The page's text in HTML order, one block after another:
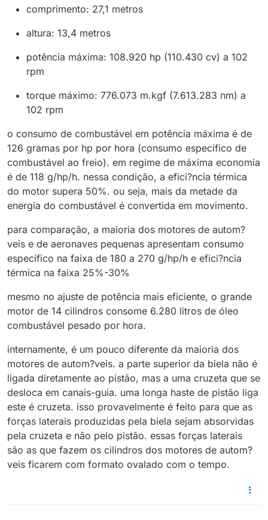
comprimento: 27,1 metros
altura: 13,4 metros
potência máxima: 108.920 hp (110.430 cv) a 102
rpm
torque máximo: 776.073 m.kgf (7.613.283 nm) a
102 rpm
o consumo de combustável em potência máxima é de
126 gramas por hp por hora (consumo específico de
combustável ao freio). em regime de máxima economia
é de 118 g/hp/h. nessa condição, a efici?ncia térmica
do motor supera 50%. ou seja, mais da metade da
energia do combustável é convertida em movimento.
para comparação, a maioria dos motores de autom?
veis e de aeronaves pequenas apresentam consumo
específico na faixa de 180 a 270 g/hp/h e efici?ncia
térmica na faixa 25%-30%
mesmo no ajuste de potência mais eficiente, o grande
motor de 14 cilindros consome 6.280 litros de óleo
combustável pesado por hora.
internamente, é um pouco diferente da maioria dos
motores de autom?veis. a parte superior da biela não é
ligada diretamente ao pistão, mas a uma cruzeta que se
desloca em canais-guia. uma longa haste de pistão liga
este é cruzeta. isso provavelmente é feito para que as
forças laterais produzidas pela biela sejam absorvidas
pela cruzeta e não pelo pistão. essas forças laterais
são as que fazem os cilindros dos motores de autom?
veis ficarem com formato ovalado com o tempo.